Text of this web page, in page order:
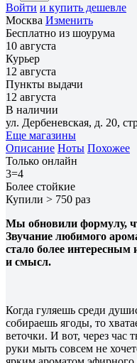
Войти и купить дешевле
Москва Изменить
Бесплатно из шоурума
10 августа
Курьер
12 августа
Пункты выдачи
12 августа
В наличии
ул. Дербеневская, д. 20,
Еще магазины
Описание Ноты Похожее
Только онлайн
3=4
Более стойкие
Купили > 750 раз
Мы обновили формулу,
Звучание любимого
стало более
и смысл.
Когда гуляешь среди
собираешь ягоды, то
веточки. И вот, через час
руки мыть совсем не